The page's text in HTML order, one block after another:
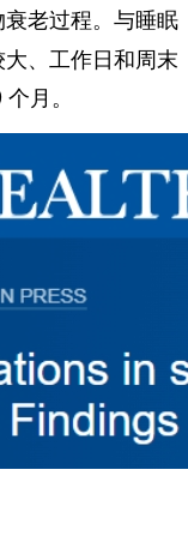
老过程。与睡眠
、工作日和周末
月。